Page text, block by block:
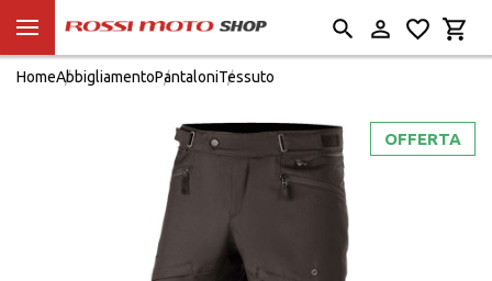
HomeAbbigliamentoPantaloniTessuto
OFFERTA